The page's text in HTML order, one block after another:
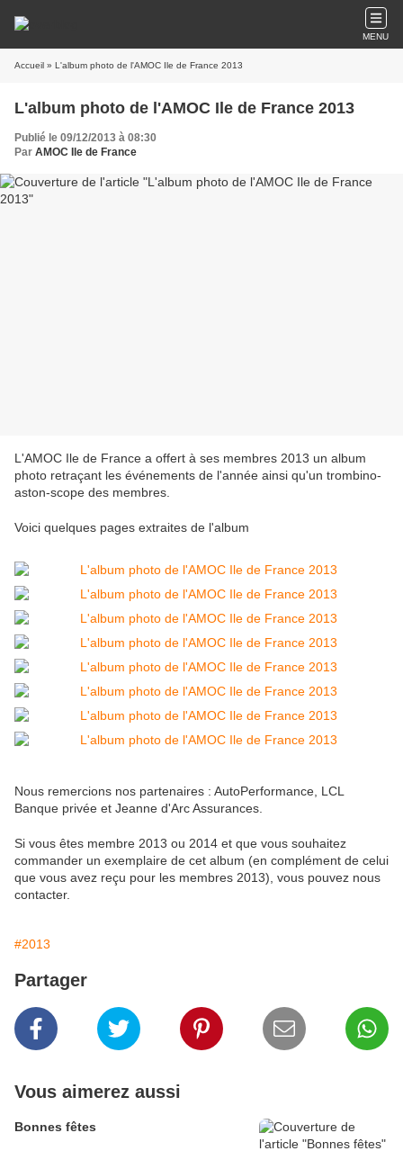
MENU
Accueil » L'album photo de l'AMOC Ile de France 2013
L'album photo de l'AMOC Ile de France 2013
Publié le 09/12/2013 à 08:30
Par AMOC Ile de France
L'AMOC Ile de France a offert à ses membres 2013 un album
photo retraçant les événements de l'année ainsi qu'un trombino-
aston-scope des membres.
Voici quelques pages extraites de l'album
Nous remercions nos partenaires : AutoPerformance, LCL
Banque privée et Jeanne d'Arc Assurances.
Si vous êtes membre 2013 ou 2014 et que vous souhaitez
commander un exemplaire de cet album (en complément de celui
que vous avez reçu pour les membres 2013), vous pouvez nous
contacter.
#2013
Partager
Vous aimerez aussi
Bonnes fêtes